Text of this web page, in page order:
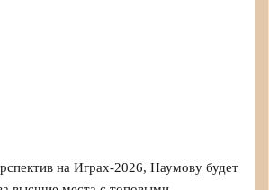
на Играх-2026, Наумову будет